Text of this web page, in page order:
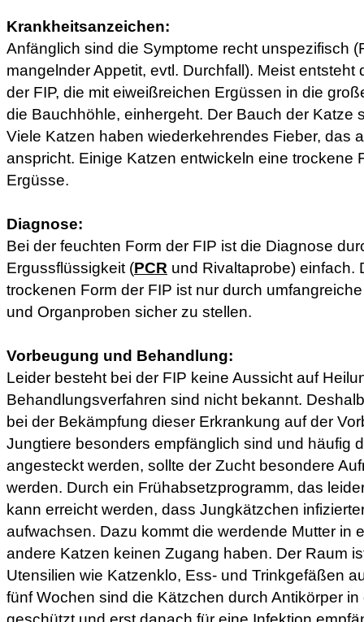
Krankheitsanzeichen:
Anfänglich sind die Symptome recht unspezifisch
mangelnder Appetit, evtl. Durchfall). Meist entsteht
der FIP, die mit eiweißreichen Ergüssen in die
die Bauchhöhle, einhergeht. Der Bauch der Katze
Viele Katzen haben wiederkehrendes Fieber, das
anspricht. Einige Katzen entwickeln eine trockene
Ergüsse.
Diagnose:
Bei der feuchten Form der FIP ist die Diagnose
Ergussflüssigkeit (PCR und Rivaltaprobe) einfach.
trockenen Form der FIP ist nur durch
und Organproben sicher zu stellen.
Vorbeugung und Behandlung:
Leider besteht bei der FIP keine Aussicht auf
Behandlungsverfahren sind nicht bekannt.
bei der Bekämpfung dieser Erkrankung auf der
Jungtiere besonders empfänglich sind und häufig
angesteckt werden, sollte der Zucht besondere
werden. Durch ein Frühabsetzprogramm, das
kann erreicht werden, dass Jungkätzchen
aufwachsen. Dazu kommt die werdende Mutter in
andere Katzen keinen Zugang haben. Der Raum
Utensilien wie Katzenklo, Ess- und Trinkgefäßen
fünf Wochen sind die Kätzchen durch Antikörper